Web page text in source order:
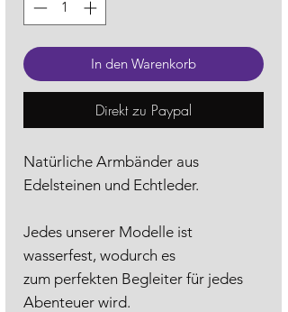
In den Warenkorb
Direkt zu Paypal
Natürliche Armbänder aus
Edelsteinen und Echtleder.
Jedes unserer Modelle ist
wasserfest, wodurch es
zum perfekten Begleiter für jedes
Abenteuer wird.